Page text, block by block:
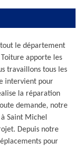
le département
apporte les
travaillons tous les
intervient pour
la réparation
demande, notre
Saint Michel
Depuis notre
pour